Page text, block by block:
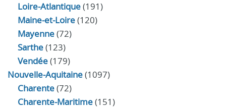
Loire-Atlantique(191)
Maine-et-Loire(120)
Mayenne(72)
Sarthe(123)
Vendée(179)
Nouvelle-Aquitaine(1097)
Charente(72)
Charente-Maritime(151)